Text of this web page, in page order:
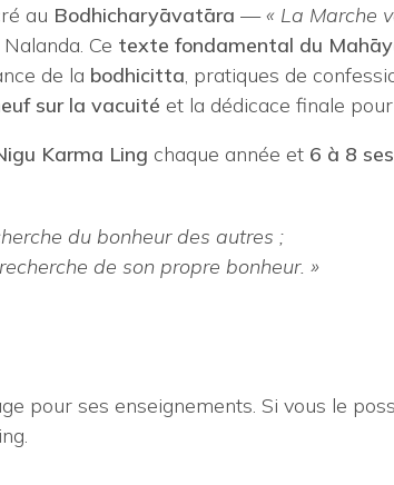
au Bodhicharyāvatāra —« La Marche
Ce texte fondamental du
de la bodhicitta, pratiques de
sur la vacuité et la dédicace finale
Karma Ling chaque année et 6 à 8
du bonheur des autres ;
de son propre bonheur. »
pour ses enseignements. Si vous le